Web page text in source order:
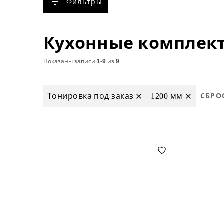
Показаны записи 1-9 из9.
Тонировка под заказ 1200 мм